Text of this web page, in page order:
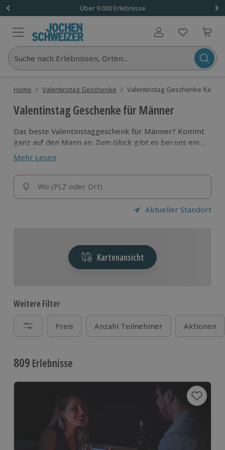
Über 9.000 Erlebnisse
Benutzerkonto
Suche nach Erlebnissen, Orten...
Home / Valentinstag Geschenke / Valentinstag Geschenke für
Valentinstag Geschenke für Männer
Das beste Valentinstaggeschenk für Männer? Kommt
ganz auf den Mann an. Zum Glück gibt es bei uns eine
riesige Auswahl an tollen Erlebnisgeschenken. Vom
gemeinsamen Trip im VW Bulli bis zum
Fallschirmsprung – hier wirst du fündig.
Mehr Lesen
Wo (PLZ oder Ort)
Aktueller Standort
Kartenansicht
Weitere Filter
Preis Anzahl Teilnehmer Aktionen
809 Erlebnisse